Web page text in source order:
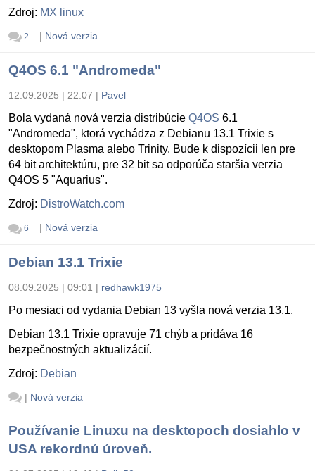
Zdroj: MX linux
2 | Nová verzia
Q4OS 6.1 "Andromeda"
12.09.2025 | 22:07 | Pavel
Bola vydaná nová verzia distribúcie Q4OS 6.1
"Andromeda", ktorá vychádza z Debianu 13.1 Trixie s
desktopom Plasma alebo Trinity. Bude k dispozícii len pre
64 bit architektúru, pre 32 bit sa odporúča staršia verzia
Q4OS 5 "Aquarius".
Zdroj: DistroWatch.com
6 | Nová verzia
Debian 13.1 Trixie
08.09.2025 | 09:01 | redhawk1975
Po mesiaci od vydania Debian 13 vyšla nová verzia 13.1.
Debian 13.1 Trixie opravuje 71 chýb a pridáva 16
bezpečnostných aktualizácií.
Zdroj: Debian
| Nová verzia
Používanie Linuxu na desktopoch dosiahlo v
USA rekordnú úroveň.